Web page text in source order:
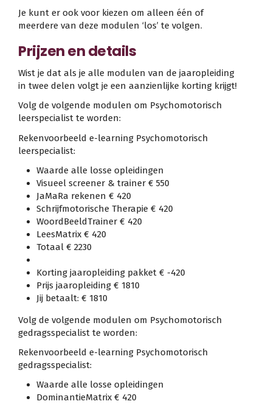
Je kunt er ook voor kiezen om alleen één of
meerdere van deze modulen ‘los’ te volgen.
Prijzen en details
Wist je dat als je alle modulen van de jaaropleiding
in twee delen volgt je een aanzienlijke korting krijgt!
Volg de volgende modulen om Psychomotorisch
leerspecialist te worden:
Rekenvoorbeeld e-learning Psychomotorisch
leerspecialist:
Waarde alle losse opleidingen
Visueel screener & trainer € 550
JaMaRa rekenen € 420
Schrijfmotorische Therapie € 420
WoordBeeldTrainer € 420
LeesMatrix € 420
Totaal € 2230
Korting jaaropleiding pakket € -420
Prijs jaaropleiding € 1810
Jij betaalt: € 1810
Volg de volgende modulen om Psychomotorisch
gedragsspecialist te worden:
Rekenvoorbeeld e-learning Psychomotorisch
gedragsspecialist:
Waarde alle losse opleidingen
DominantieMatrix € 420